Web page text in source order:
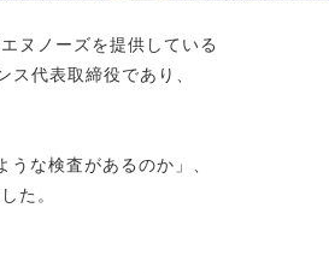
ヌノーズを提供している
代表取締役であり、
な検査があるのか」、
た。